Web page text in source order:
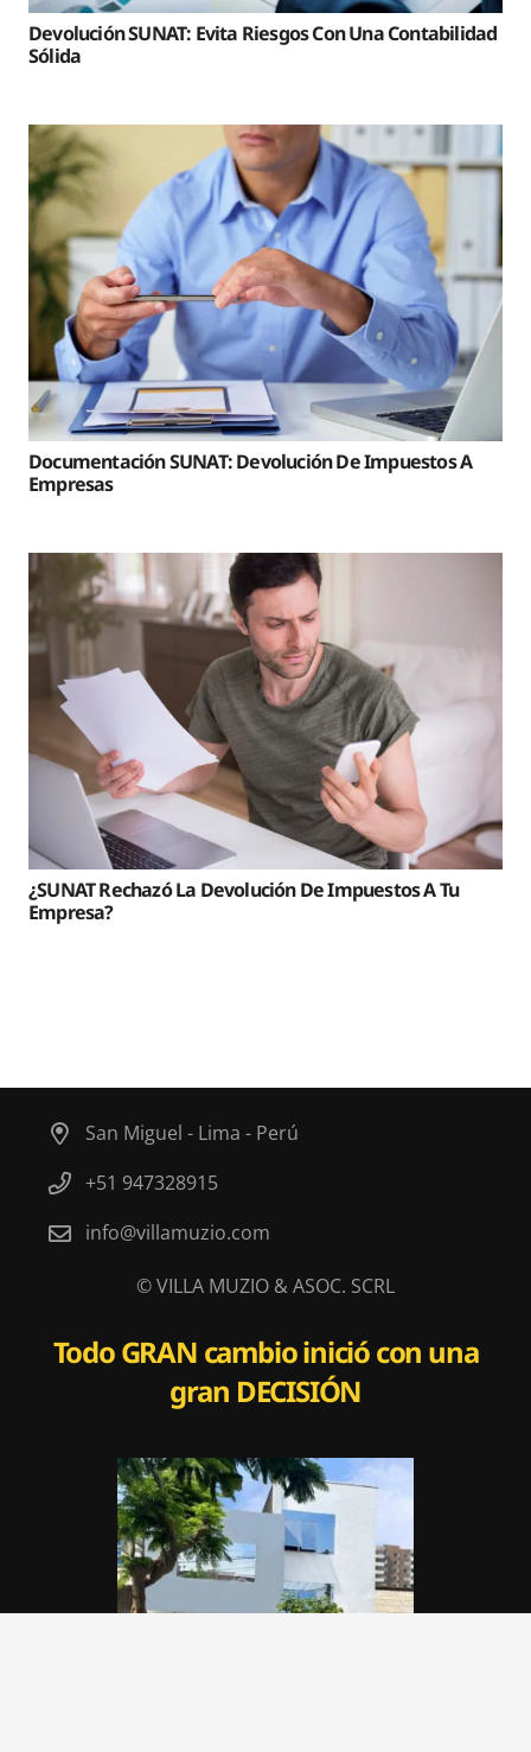
Devolución SUNAT: Evita Riesgos Con Una Contabilidad
Sólida
Documentación SUNAT: Devolución De Impuestos A
Empresas
¿SUNAT Rechazó La Devolución De Impuestos A Tu
Empresa?
San Miguel - Lima - Perú
+51 947328915
info@villamuzio.com
© VILLA MUZIO & ASOC. SCRL
TodoGRAN cambio inició con una
gran DECISIÓN